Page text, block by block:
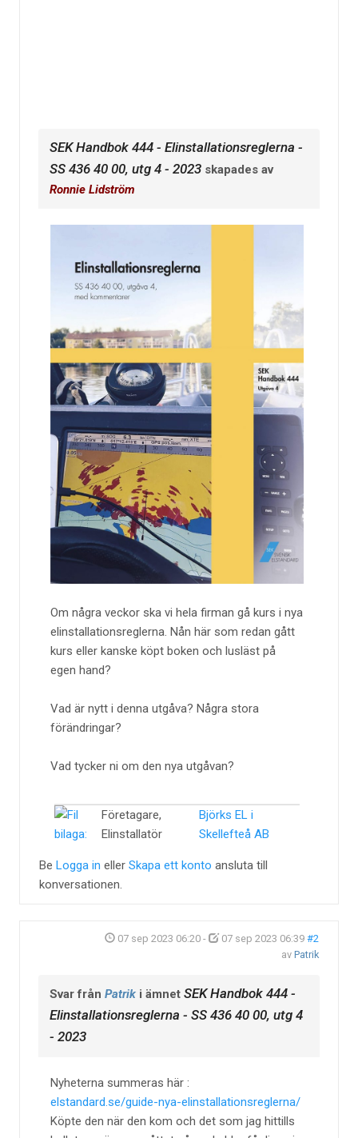
SEK Handbok 444 - Elinstallationsreglerna -
SS 436 40 00, utg 4 - 2023 skapades av
Ronnie Lidström
Om några veckor ska vi hela firman gå kurs i nya
elinstallationsreglerna. Nån här som redan gått
kurs eller kanske köpt boken och lusläst på
egen hand?
Vad är nytt i denna utgåva? Några stora
förändringar?
Vad tycker ni om den nya utgåvan?
Företagare,
Elinstallatör
Björks EL i
Skellefteå AB
Be Logga in eller Skapa ett konto ansluta till
konversationen.
07 sep 2023 06:20 - 07 sep 2023 06:39 #2
av Patrik
Svar från Patrik i ämnet SEK Handbok 444 -
Elinstallationsreglerna - SS 436 40 00, utg 4
- 2023
Nyheterna summeras här :
elstandard.se/guide-nya-elinstallationsreglerna/
Köpte den när den kom och det som jag hittills